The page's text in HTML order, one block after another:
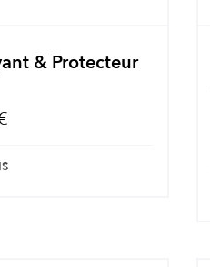
& Protecteur